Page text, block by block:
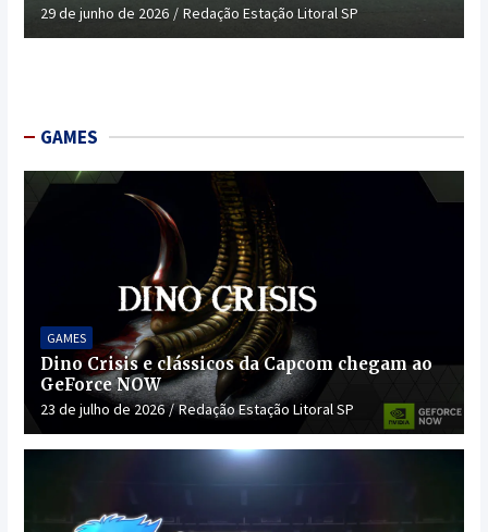
29 de junho de 2026 Redação Estação Litoral SP
GAMES
GAMES
Dino Crisis e clássicos da Capcom chegam ao
GeForce NOW
23 de julho de 2026 Redação Estação Litoral SP